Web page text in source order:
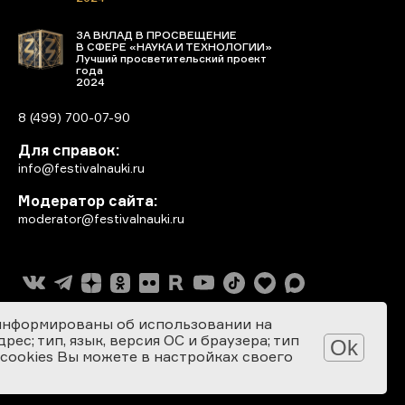
ЗА ВКЛАД В ПРОСВЕЩЕНИЕ
В СФЕРЕ «НАУКА И ТЕХНОЛОГИИ»
Лучший просветительский проект
года
2024
8 (499) 700-07-90
Для справок:
info@festivalnauki.ru
Модератор сайта:
moderator@festivalnauki.ru
об использовании на
тип, язык, версия ОС и браузера; тип
Вы можете в настройках своего
Ok